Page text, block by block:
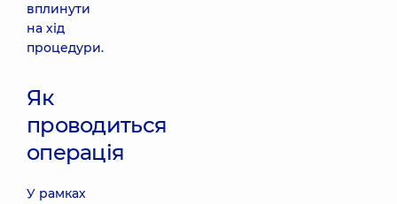
вплинути
на хід
процедури.
Як
проводиться
операція
У рамках